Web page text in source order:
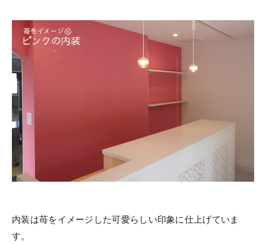
内装は苺をイメージした可愛らしい印象に仕上げていま
す。